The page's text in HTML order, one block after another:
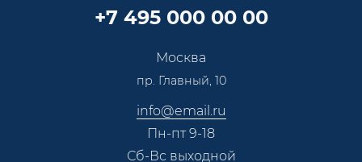
+7 495 000 00 00
Москва
пр. Главный, 10
info@email.ru
Пн-пт 9-18
Сб-Вс выходной